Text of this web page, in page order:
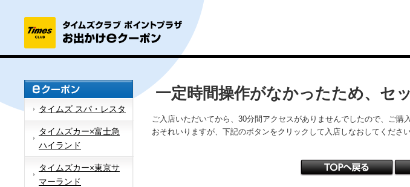
タイムズ スパ・レスタ
タイムズカー×富士急
ハイランド
タイムズカー×東京サ
マーランド
一定時間操作がなかったため、セ
ご入店いただいてから、30分間アクセスがありませんでしたので、ご購
おそれいりますが、下記のボタンをクリックして入店しなおしてください